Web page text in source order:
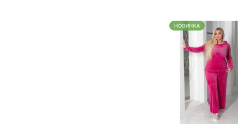
НОВИНКА